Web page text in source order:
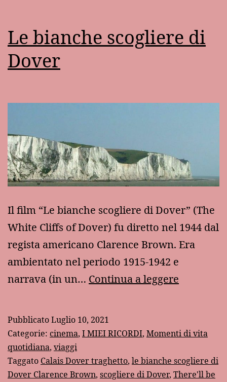
Le bianche scogliere di
Dover
Il film “Le bianche scogliere di Dover” (The
White Cliffs of Dover) fu diretto nel 1944 dal
regista americano Clarence Brown. Era
ambientato nel periodo 1915-1942 e
narrava (in un… Continua a leggere
di
PubblicatoLuglio 10, 2021
Categorie: cinema, I MIEI RICORDI, Momenti di vita
quotidiana, viaggi
Taggato Calais Dover traghetto, le bianche scogliere di
Dover Clarence Brown, scogliere di Dover, There'll be